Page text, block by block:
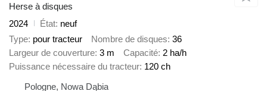
Herse à disques
2024
État neuf
Type pour tracteur Nombre de disques 36
Largeur de couverture 3 m Capacité 2 ha/h
Puissance nécessaire du tracteur 120 ch
Pologne, Nowa Dąbia